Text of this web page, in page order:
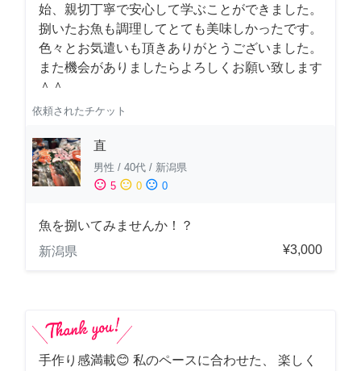
始、親切丁寧で安心して学ぶことができました。
捌いたお魚も調理してとても美味しかったです。
色々とお気遣いも頂きありがとうございました。
また機会がありましたらよろしくお願い致します
＾＾
依頼されたチケット
直
男性 / 40代 / 新潟県
sentiment_satisfied 5 sentiment_neutral 0 sentiment_dissatisfied 0
魚を捌いてみませんか！？
新潟県
¥3,000
手作り感満載😊 私のペースに合わせた、 楽しく